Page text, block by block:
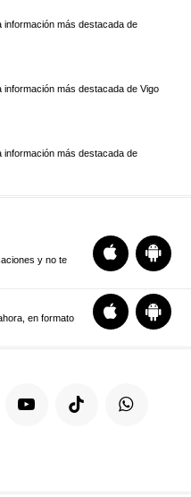
información más destacada de
información más destacada de Vigo
información más destacada de
y no te
en formato